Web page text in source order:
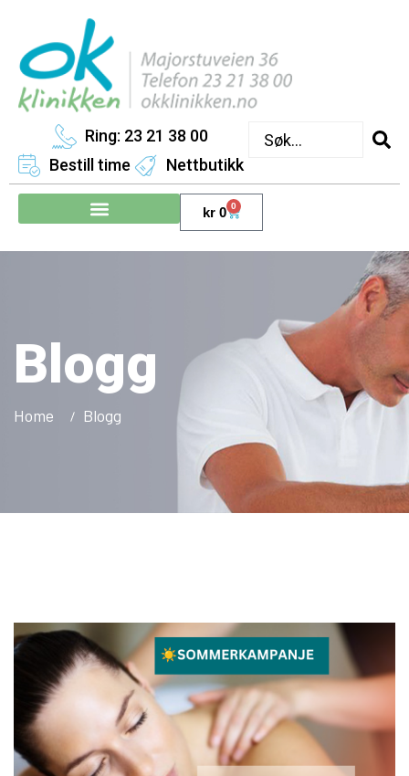
Ring: 23 21 38 00
Bestill time
Nettbutikk
kr 0 0
Blogg
Home Blogg